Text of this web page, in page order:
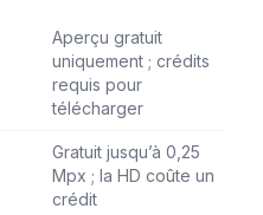
Aperçu gratuit
uniquement ; crédits
requis pour
télécharger
Gratuit jusqu’à 0,25
Mpx ; la HD coûte un
crédit